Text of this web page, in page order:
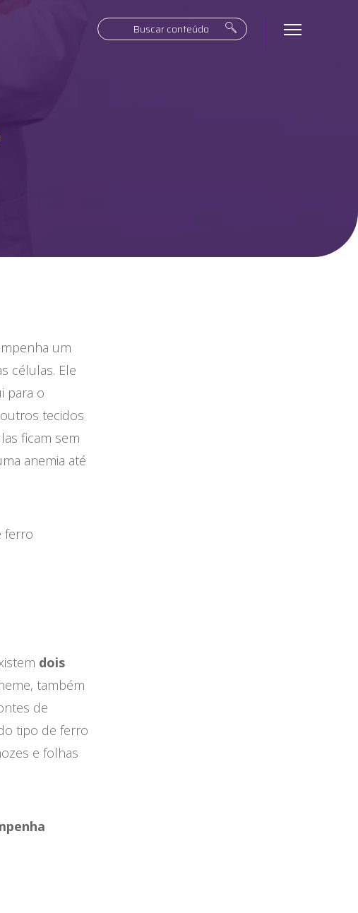
um
células. Ele
para o
tecidos
ficam sem
anemia até
ferro
dois
também
de
tipo de ferro
e folhas